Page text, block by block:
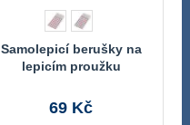
Samolepicí berušky na
lepicím proužku
69 Kč